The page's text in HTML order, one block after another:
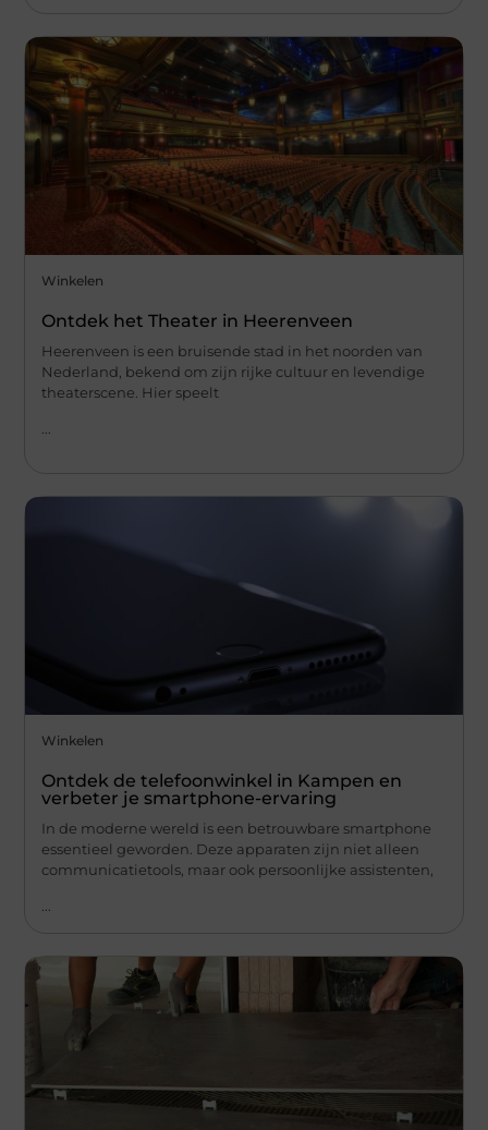
Winkelen
Ontdek het Theater in Heerenveen
Heerenveen is een bruisende stad in het noorden van
Nederland, bekend om zijn rijke cultuur en levendige
theaterscene. Hier speelt
Winkelen
Ontdek de telefoonwinkel in Kampen en
verbeter je smartphone-ervaring
In de moderne wereld is een betrouwbare smartphone
essentieel geworden. Deze apparaten zijn niet alleen
communicatietools, maar ook persoonlijke assistenten,
...